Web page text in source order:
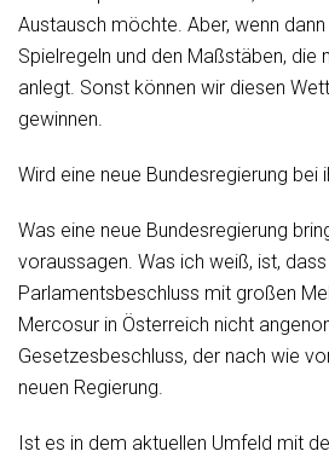
Austausch möchte. Aber, wenn
Spielregeln und den Maßstäben, die
anlegt. Sonst können wir diesen
gewinnen.
Wird eine neue Bundesregierung bei
Was eine neue Bundesregierung
voraussagen. Was ich weiß, ist,
Parlamentsbeschluss mit großen
Mercosur in Österreich nicht
Gesetzesbeschluss, der nach wie
neuen Regierung.
Ist es in dem aktuellen Umfeld mit